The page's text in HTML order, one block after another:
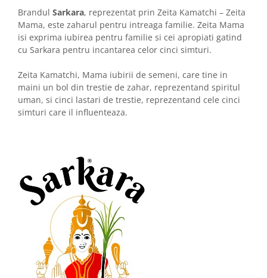
Brandul Sarkara, reprezentat prin Zeita Kamatchi – Zeita
Mama, este zaharul pentru intreaga familie. Zeita Mama
isi exprima iubirea pentru familie si cei apropiati gatind
cu Sarkara pentru incantarea celor cinci simturi.
Zeita Kamatchi, Mama iubirii de semeni, care tine in
maini un bol din trestie de zahar, reprezentand spiritul
uman, si cinci lastari de trestie, reprezentand cele cinci
simturi care il influenteaza.